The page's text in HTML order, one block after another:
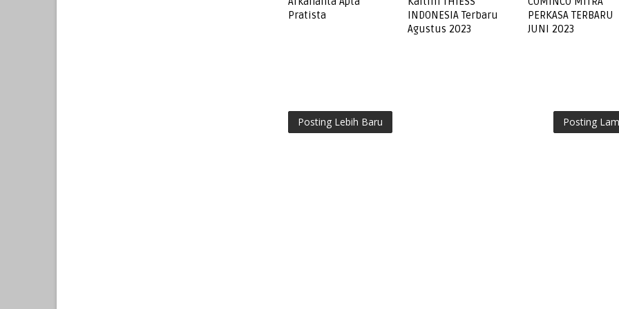
Pratista
INDONESIA Terbaru
Agustus 2023
PERKASA TERBARU
JUNI 2023
Posting Lebih Baru Posting